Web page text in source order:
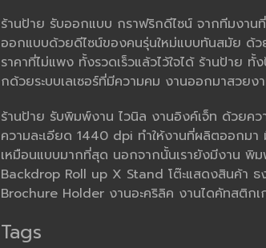
ร้านป้าย รับออกแบบ กราฟริกดีไซน์ จากทีมงา
ออกแบบด้วยดีไซน์ของคนรุ่นใหม่แบบทันสมัย ด้ว
ราคาที่ไม่แพง ทั้งรวดเร็วแล้วไว้ใจได้ ร้านป้าย
กด้วยระบบเลเซอร์ที่มีความคม งานออกมาสวยง
ร้านป้าย รับพิมพ์งาน ไวนิล งานอิงค์เจ็ท ด้วยค
ความละเอียด 1440 dpi ทำให้งานที่ผลิตออกม
เหมือนแบบมากที่สุด นอกจากนั้นเรายังมีงาน พิ
Backdrop Roll up X Stand โต๊ะแสดงสินค้า
Brochure Holder งานอะคริลิค งานไดคัทสติกเ
Tags